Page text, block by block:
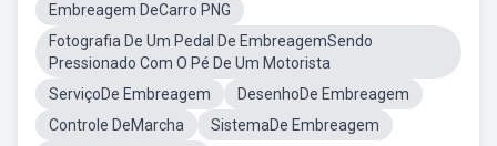
Embreagem DeCarro PNG
Fotografia De Um Pedal De EmbreagemSendo
Pressionado Com O Pé De Um Motorista
ServiçoDe Embreagem
DesenhoDe Embreagem
Controle DeMarcha
SistemaDe Embreagem